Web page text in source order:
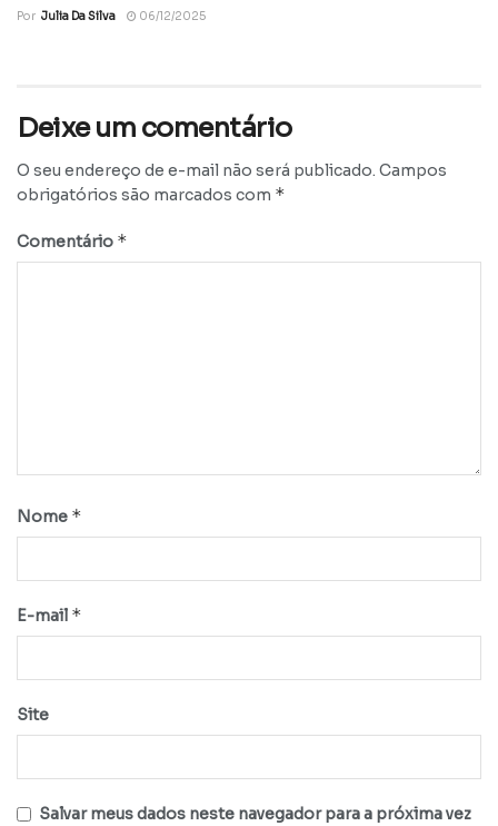
Por Julia Da Silva 06/12/2025
Deixe um comentário
O seu endereço de e-mail não será publicado. Campos
obrigatórios são marcados com *
Comentário *
Nome *
E-mail *
Site
Salvar meus dados neste navegador para a próxima vez